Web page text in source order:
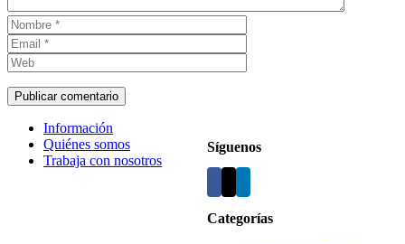
Síguenos
Categorías
Información
Quiénes somos
Trabaja con nosotros